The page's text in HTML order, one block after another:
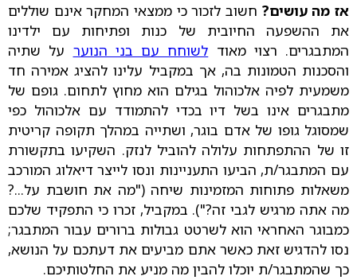
אז מה עושים? חשוב לזכור כי ממצאי המחקר אינם שוללים
את ההשפעה החיובית של כנות ופתיחות עם ילדינו
המתבגרים. רצוי מאוד לשוחח עם בני הנוער על שתיה
והסכנות הטמונות בה, אך במקביל עלינו להציג אמירה חד
משמעית לפיה אלכוהול בגילם הוא מחוץ לתחום. גופם של
מתבגרים אינו בשל דיו בכדי להתמודד עם אלכוהול כפי
שמסוגל גופו של אדם בוגר, ושתייה במהלך תקופה קריטית
זו של ההתפתחות עלולה להוביל לנזק. השקיעו בתקשורת
עם המתבגר/ת, הביעו התעניינות ונסו לייצר דיאלוג המורכב
משאלות פתוחות המזמינות שיחה ("מה את חושבת על...?
מה אתה מרגיש לגבי זה?"). במקביל, זכרו כי התפקיד שלכם
כמבוגר האחראי הוא לשרטט גבולות ברורים עבור המתבגר;
נסו להדגיש זאת כאשר אתם מביעים את דעתכם על הנושא,
כך שהמתבגר/ת יוכלו להבין מה מניע את החלטותיכם.